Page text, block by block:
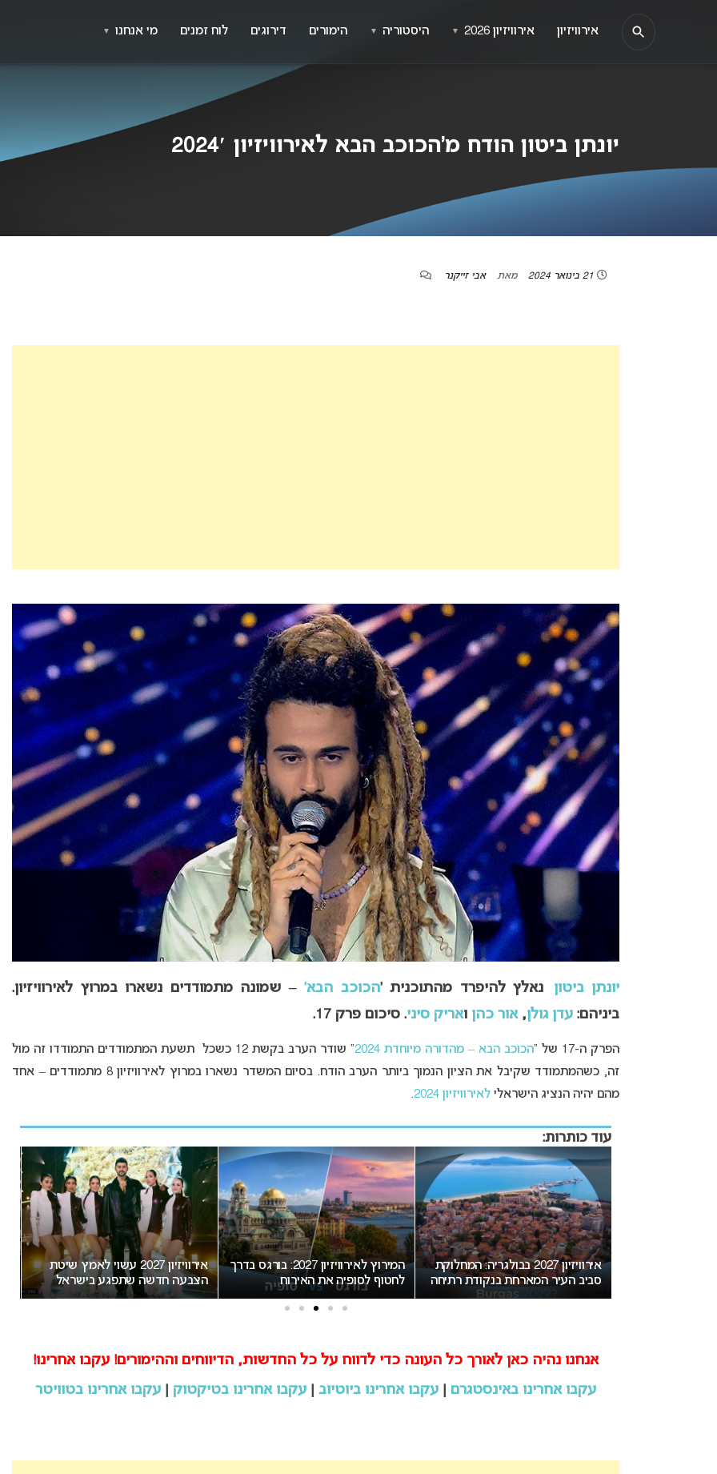
יונתן ביטון הודח מ’הכוכב הבא לאירוויזיון 2024′
מאת אבי זייקנר
יונתן ביטון נאלץ להיפרד מהתוכנית ‘הכוכב הבא’ – שמונה מתמודדים נשארו במרוץ לאירוויזיון.
ביניהם: עדן גולן,אור כהן ואריק סיני. סיכום פרק 17.
הפרק ה-17 של “ הכוכב הבא – מהדורה מיוחדת 2024
” שודר הערב בקשת 12 כשכל תשעת המתמודדים התמודדו זה מול
זה, כשהמתמודד שקיבל את הציון הנמוך ביותר הערב הודח. בסיום המשדר נשארו במרוץ לאירוויזיון 8 מתמודדים – אחד
מהם יהיה הנציג הישראלי לאירוויזיון 2024 .
עוד כותרות:
אירוויזיון 2027 בבולגריה: המחלוקת
סביב העיר המארחת בנקודת רתיחה
המירוץ לאירוויזיון 2027: בורגס בדרך
לחטוף לסופיה את האירוח
אירוויזיון 2027 עשוי לאמץ שיטת
הצבעה חדשה שתפגע בישראל
“אני צריכה לשתף
חשוב”: הכרזתה של
מסעירה את הרשת
אנחנו נהיה כאן לאורך כל העונה כדי לדווח על כל החדשות, הדיווחים וההימורים! עקבו אחרינו!
עקבו אחרינו באינסטגרם
עקבו אחרינו ביוטיוב עקבו אחרינו בטיקטוק עקבו אחרינו בטוויטר
אירוויזיון אירוויזיון 2026 ▼ היסטוריה ▼ הימורים דירוגים לוח זמנים מי אנחנו ▼